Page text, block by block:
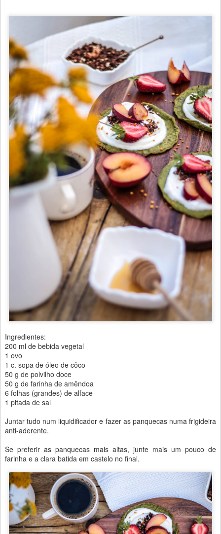
Ingredientes:
200 ml de bebida vegetal
1 ovo
1 c. sopa de óleo de côco
50 g de polvilho doce
50 g de farinha de amêndoa
6 folhas (grandes) de alface
1 pitada de sal
Juntar tudo num liquidificador e fazer as panquecas numa frigideira
anti-aderente.
Se preferir as panquecas mais altas, junte mais um pouco de
farinha e a clara batida em castelo no final.